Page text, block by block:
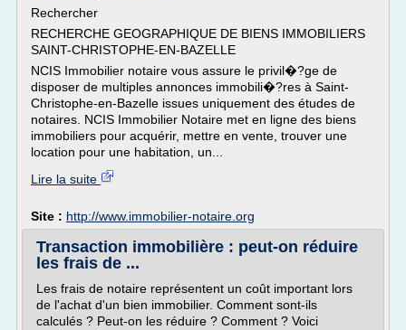
Rechercher
RECHERCHE GEOGRAPHIQUE DE BIENS IMMOBILIERS
SAINT-CHRISTOPHE-EN-BAZELLE
NCIS Immobilier notaire vous assure le privil�?ge de
disposer de multiples annonces immobili�?res à Saint-
Christophe-en-Bazelle issues uniquement des études de
notaires. NCIS Immobilier Notaire met en ligne des biens
immobiliers pour acquérir, mettre en vente, trouver une
location pour une habitation, un...
Lire la suite
Site : http://www.immobilier-notaire.org
Transaction immobilière : peut-on réduire
les frais de ...
Les frais de notaire représentent un coût important lors
de l'achat d'un bien immobilier. Comment sont-ils
calculés ? Peut-on les réduire ? Comment ? Voici